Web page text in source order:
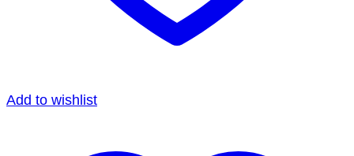
Add to wishlist